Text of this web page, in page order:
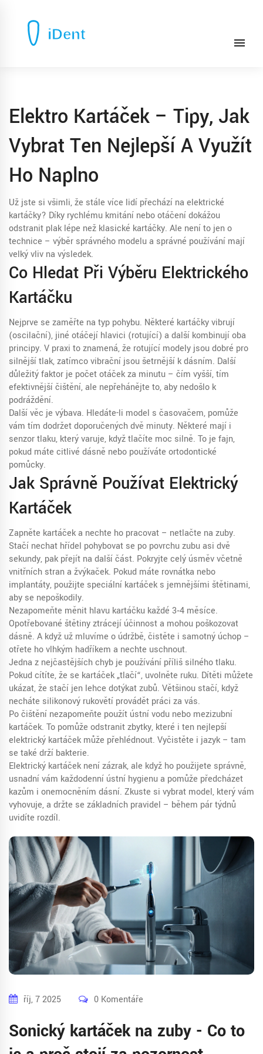
Elektro Kartáček – Tipy, Jak
Vybrat Ten Nejlepší A Využít
Ho Naplno
Už jste si všimli, že stále více lidí přechází na elektrické
kartáčky? Díky rychlému kmitání nebo otáčení dokážou
odstranit plak lépe než klasické kartáčky. Ale není to jen o
technice – výběr správného modelu a správné používání mají
velký vliv na výsledek.
Co Hledat Při Výběru Elektrického
Kartáčku
Nejprve se zaměřte na typ pohybu. Některé kartáčky vibrují
(oscilační), jiné otáčejí hlavici (rotující) a další kombinují oba
principy. V praxi to znamená, že rotující modely jsou dobré pro
silnější tlak, zatímco vibrační jsou šetrnější k dásním. Další
důležitý faktor je počet otáček za minutu – čím vyšší, tím
efektivnější čištění, ale nepřehánějte to, aby nedošlo k
podráždění.
Další věc je výbava. Hledáte-li model s časovačem, pomůže
vám tím dodržet doporučených dvě minuty. Některé mají i
senzor tlaku, který varuje, když tlačíte moc silně. To je fajn,
pokud máte citlivé dásně nebo používáte ortodontické
pomůcky.
Jak Správně Používat Elektrický
Kartáček
Zapněte kartáček a nechte ho pracovat – netlačte na zuby.
Stačí nechat hřídel pohybovat se po povrchu zubu asi dvě
sekundy, pak přejít na další část. Pokryjte celý úsměv včetně
vnitřních stran a žvýkaček. Pokud máte rovnátka nebo
implantáty, použijte speciální kartáček s jemnějšími štětinami,
aby se nepoškodily.
Nezapomeňte měnit hlavu kartáčku každé 3‑4 měsíce.
Opotřebované štětiny ztrácejí účinnost a mohou poškozovat
dásně. A když už mluvíme o údržbě, čistěte i samotný úchop –
otřete ho vlhkým hadříkem a nechte uschnout.
Jedna z nejčastějších chyb je používání příliš silného tlaku.
Pokud cítíte, že se kartáček „tlačí“, uvolněte ruku. Dítěti můžete
ukázat, že stačí jen lehce dotýkat zubů. Většinou stačí, když
necháte silikonový rukověťí provádět práci za vás.
Po čištění nezapomeňte použít ústní vodu nebo mezizubní
kartáček. To pomůže odstranit zbytky, které i ten nejlepší
elektrický kartáček může přehlédnout. Vyčistěte i jazyk – tam
se také drží bakterie.
Elektrický kartáček není zázrak, ale když ho použijete správně,
usnadní vám každodenní ústní hygienu a pomůže předcházet
kazům i onemocněním dásní. Zkuste si vybrat model, který vám
vyhovuje, a držte se základních pravidel – během pár týdnů
uvidíte rozdíl.
říj, 7 2025 0 Komentáře
Sonický kartáček na zuby - Co to